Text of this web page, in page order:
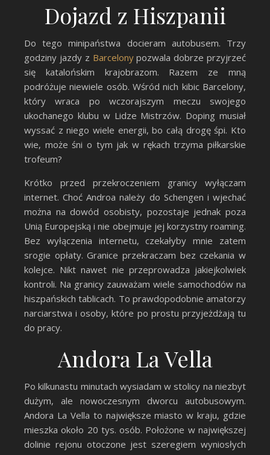
Dojazd z Hiszpanii
Do tego minipaństwa docieram autobusem. Trzy
godziny jazdy z Barcelonypozwala dobrze przyjrzeć
się katalońskim krajobrazom. Razem ze mną
podróżuje niewiele osób. Wśród nich kibic Barcelony,
który wraca po wczorajszym meczu swojego
ukochanego klubu w Lidze Mistrzów. Doping musiał
wyssać z niego wiele energii, bo całą drogę śpi. Kto
wie, może śni o tym jak w rękach trzyma piłkarskie
trofeum?
Krótko przed przekroczeniem granicy wyłączam
internet. Choć Androa należy do Schengen i wjechać
można na dowód osobisty, pozostaje jednak poza
Unią Europejską i nie obejmuje jej korzystny roaming.
Bez wyłączenia internetu, czekałyby mnie zatem
srogie opłaty. Granice przekraczam bez czekania w
kolejce. Nikt nawet nie przeprowadza jakiejkolwiek
kontroli. Na granicy zauważam wiele samochodów na
hiszpańskich tablicach. To prawdopodobnie amatorzy
narciarstwa i osoby, które po prostu przyjeżdżają tu
do pracy.
Andora La Vella
Po kilkunastu minutach wysiadam w stolicy na niezbyt
dużym, ale nowoczesnym dworcu autobusowym.
Andora La Vella to największe miasto w kraju, gdzie
mieszka około 20 tys. osób. Położone w największej
dolinie rejonu otoczone jest szeregiem wyniosłych